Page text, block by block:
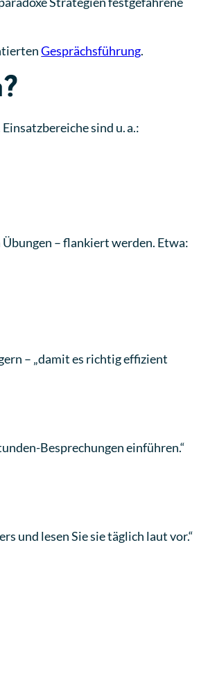
Gesprächsführung.
sind u. a.:
– flankiert werden. Etwa:
– „damit es richtig effizient
Besprechungen einführen.“
und lesen Sie sie täglich laut vor.“